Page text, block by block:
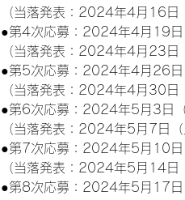
（当落発表：2024年4月16日
●第4次応募：2024年4月19
（当落発表：2024年4月23日
●第5次応募：2024年4月26
（当落発表：2024年4月30日
●第6次応募：2024年5月3日
（当落発表：2024年5月7日
●第7次応募：2024年5月10
（当落発表：2024年5月14日
●第8次応募：2024年5月17